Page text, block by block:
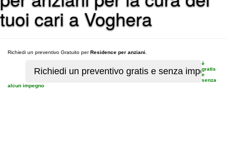
tuoi cari a Voghera
Richiedi un preventivo Gratuito perResidence per anziani
è
gratis
e
senza
alcun impegno